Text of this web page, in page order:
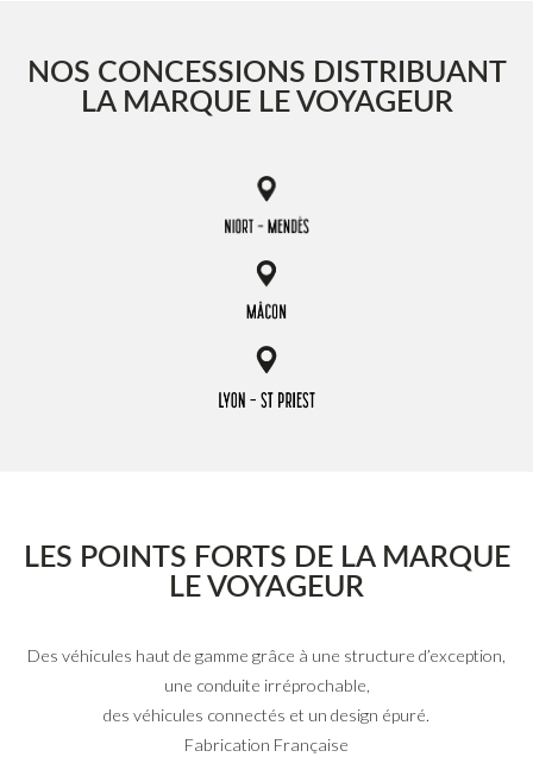
NOS CONCESSIONS DISTRIBUANT
LA MARQUE LE VOYAGEUR
LES POINTS FORTS DE LA MARQUE
LE VOYAGEUR
Des véhicules haut de gamme grâce à une structure d’exception,
une conduite irréprochable,
des véhicules connectés et un design épuré.
Fabrication Française